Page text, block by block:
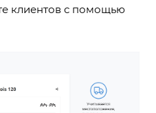
клиентов с помощью